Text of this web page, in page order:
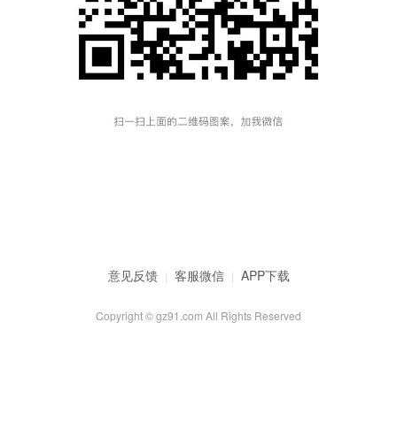
意见反馈 | 客服微信 | APP下载
Copyright © gz91.com All Rights Reserved